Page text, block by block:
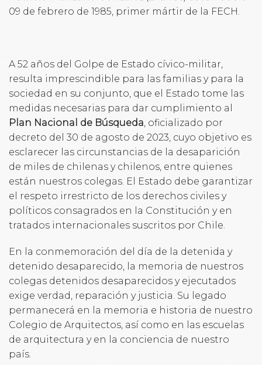
09 de febrero de 1985, primer mártir de la FECH.
A 52 años del Golpe de Estado cívico-militar,
resulta imprescindible para las familias y para la
sociedad en su conjunto, que el Estado tome las
medidas necesarias para dar cumplimiento al
Plan Nacional de Búsqueda, oficializado por
decreto del 30 de agosto de 2023, cuyo objetivo es
esclarecer las circunstancias de la desaparición
de miles de chilenas y chilenos, entre quienes
están nuestros colegas. El Estado debe garantizar
el respeto irrestricto de los derechos civiles y
políticos consagrados en la Constitución y en
tratados internacionales suscritos por Chile.
En la conmemoración del día de la detenida y
detenido desaparecido, la memoria de nuestros
colegas detenidos desaparecidos y ejecutados
exige verdad, reparación y justicia. Su legado
permanecerá en la memoria e historia de nuestro
Colegio de Arquitectos, así como en las escuelas
de arquitectura y en la conciencia de nuestro
país.